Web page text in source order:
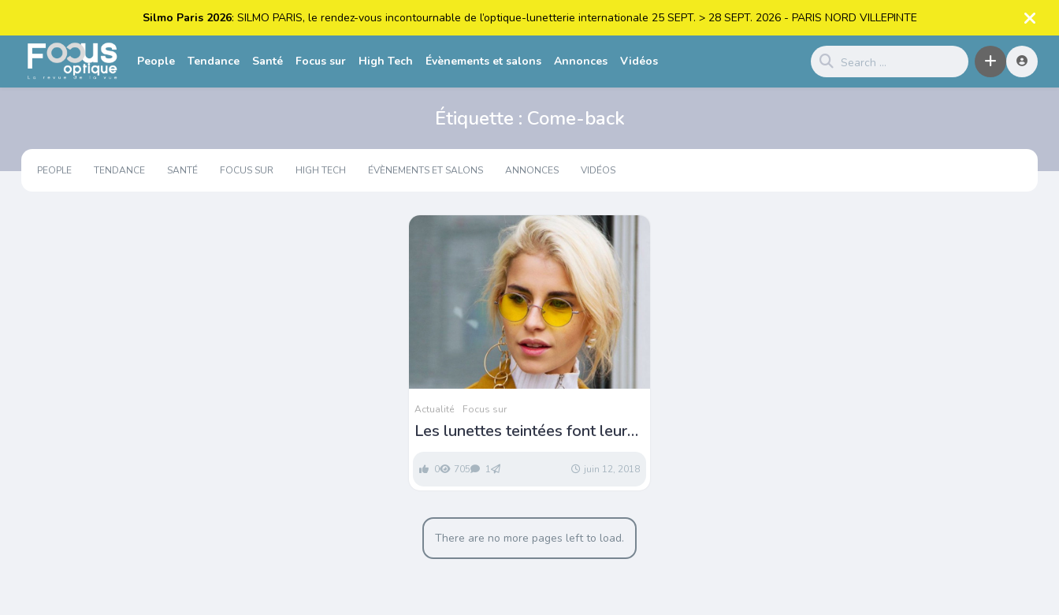
Silmo Paris 2026: SILMO PARIS, le rendez-vous incontournable de l’optique-lunetterie internationale 25 SEPT. > 28 SEPT. 2026 - PARIS NORD VILLEPINTE
People Tendance Santé Focus sur High Tech Évènements et salons Annonces Vidéos
Étiquette : Come-back
PEOPLE TENDANCE SANTÉ FOCUS SUR HIGH TECH ÉVÈNEMENTS ET SALONS ANNONCES VIDÉOS
Actualité Focus sur
Les lunettes teintées font leur
0 705 1 juin 12, 2018
There are no more pages left to load.